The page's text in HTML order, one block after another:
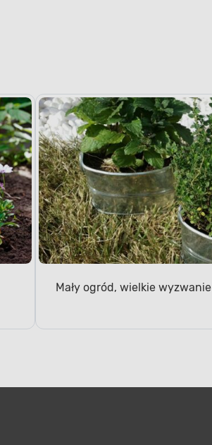
Mały ogród, wielkie wyzwanie